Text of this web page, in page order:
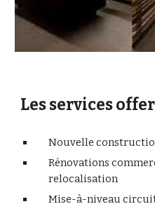
Les services
Nouvelle
Rénovations
relocalisation
Mise-à-niveau